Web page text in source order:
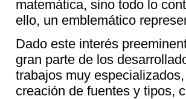
matemática, sino todo lo
ello, un emblemático
Dado este interés
gran parte de los
trabajos muy
creación de fuentes y tipos,